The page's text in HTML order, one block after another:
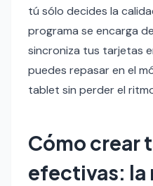
tú sólo decides la
programa se encarga
sincroniza tus tarjetas
puedes repasar en el
tablet sin perder el
Cómo crear
efectivas: la